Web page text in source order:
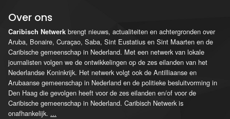
Over ons
Caribisch Netwerk brengt nieuws, actualiteiten en achtergronden over
Aruba, Bonaire, Curaçao, Saba, Sint Eustatius en Sint Maarten en de
Caribische gemeenschap in Nederland. Met een netwerk van lokale
journalisten volgen we de ontwikkelingen op de zes eilanden van het
Nederlandse Koninkrijk. Het netwerk volgt ook de Antilliaanse en
Arubaanse gemeenschap in Nederland en de politieke besluitvorming in
Den Haag die gevolgen heeft voor de zes eilanden en/of voor de
Caribische gemeenschap in Nederland. Caribisch Netwerk is
onafhankelijk. ...